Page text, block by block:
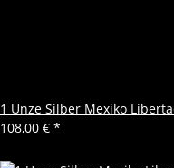
1 Unze Silber Mexiko
108,00 € *